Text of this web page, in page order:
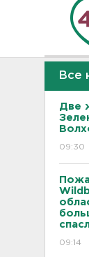
Все
Две
09:30
09:14